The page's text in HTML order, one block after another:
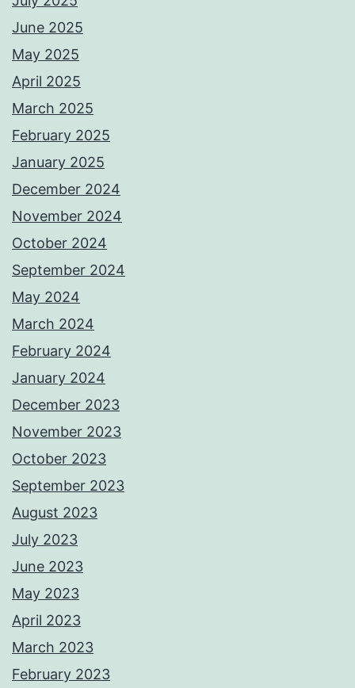
June 2025
May 2025
April 2025
March 2025
February 2025
January 2025
December 2024
November 2024
October 2024
September 2024
May 2024
March 2024
February 2024
January 2024
December 2023
November 2023
October 2023
September 2023
August 2023
July 2023
June 2023
May 2023
April 2023
March 2023
February 2023